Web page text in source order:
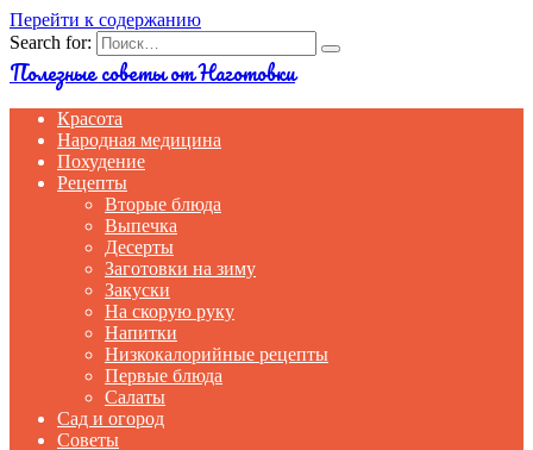
Перейти к содержанию
Search for:
Полезные советы от Наготовки
Красота
Народная медицина
Похудение
Рецепты
Вторые блюда
Выпечка
Десерты
Заготовки на зиму
Закуски
На скорую руку
Напитки
Низкокалорийные рецепты
Первые блюда
Салаты
Сад и огород
Советы